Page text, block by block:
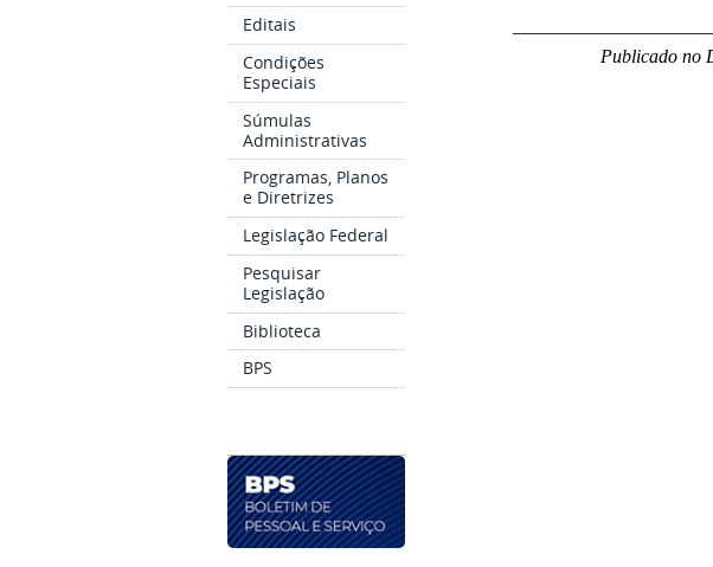
Editais
Condições
Especiais
Súmulas
Administrativas
Programas, Planos
e Diretrizes
Legislação Federal
Pesquisar
Legislação
Biblioteca
BPS
Publicado no